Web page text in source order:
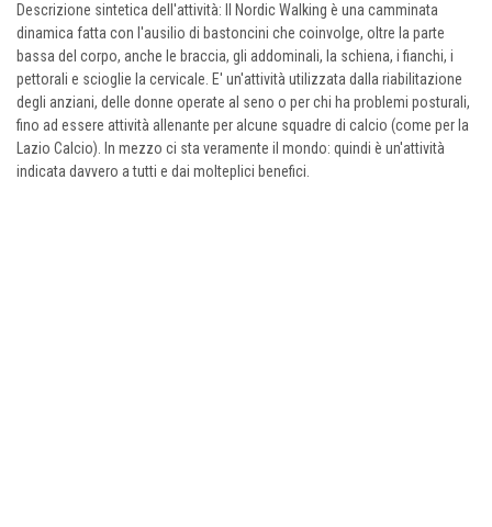
Descrizione sintetica dell'attività: Il Nordic Walking è una camminata
dinamica fatta con l'ausilio di bastoncini che coinvolge, oltre la parte
bassa del corpo, anche le braccia, gli addominali, la schiena, i fianchi, i
pettorali e scioglie la cervicale. E' un'attività utilizzata dalla riabilitazione
degli anziani, delle donne operate al seno o per chi ha problemi posturali,
fino ad essere attività allenante per alcune squadre di calcio (come per la
Lazio Calcio). In mezzo ci sta veramente il mondo: quindi è un'attività
indicata davvero a tutti e dai molteplici benefici.